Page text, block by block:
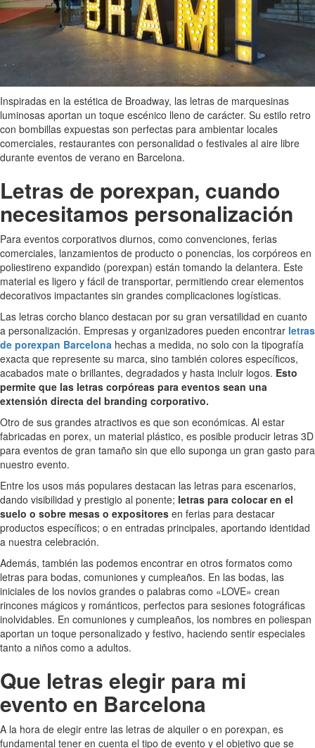
Inspiradas en la estética de Broadway, las letras de marquesinas
luminosas aportan un toque escénico lleno de carácter. Su estilo retro
con bombillas expuestas son perfectas para ambientar locales
comerciales, restaurantes con personalidad o festivales al aire libre
durante eventos de verano en Barcelona.
Letras de porexpan, cuando
necesitamos personalización
Para eventos corporativos diurnos, como convenciones, ferias
comerciales, lanzamientos de producto o ponencias, los corpóreos en
poliestireno expandido (porexpan) están tomando la delantera. Este
material es ligero y fácil de transportar, permitiendo crear elementos
decorativos impactantes sin grandes complicaciones logísticas.
Las letras corcho blanco destacan por su gran versatilidad en cuanto
a personalización. Empresas y organizadores pueden encontrar letras
de porexpan Barcelona hechas a medida, no solo con la tipografía
exacta que represente su marca, sino también colores específicos,
acabados mate o brillantes, degradados y hasta incluir logos. Esto
permite que las letras corpóreas para eventos sean una
extensión directa del branding corporativo.
Otro de sus grandes atractivos es que son económicas. Al estar
fabricadas en porex, un material plástico, es posible producir letras 3D
para eventos de gran tamaño sin que ello suponga un gran gasto para
nuestro evento.
Entre los usos más populares destacan las letras para escenarios,
dando visibilidad y prestigio al ponente; letras para colocar en el
suelo o sobre mesas o expositores en ferias para destacar
productos específicos; o en entradas principales, aportando identidad
a nuestra celebración.
Además, también las podemos encontrar en otros formatos como
letras para bodas, comuniones y cumpleaños. En las bodas, las
iniciales de los novios grandes o palabras como «LOVE» crean
rincones mágicos y románticos, perfectos para sesiones fotográficas
inolvidables. En comuniones y cumpleaños, los nombres en poliespan
aportan un toque personalizado y festivo, haciendo sentir especiales
tanto a niños como a adultos.
Que letras elegir para mi
evento en Barcelona
A la hora de elegir entre las letras de alquiler o en porexpan, es
fundamental tener en cuenta el tipo de evento y el objetivo que se